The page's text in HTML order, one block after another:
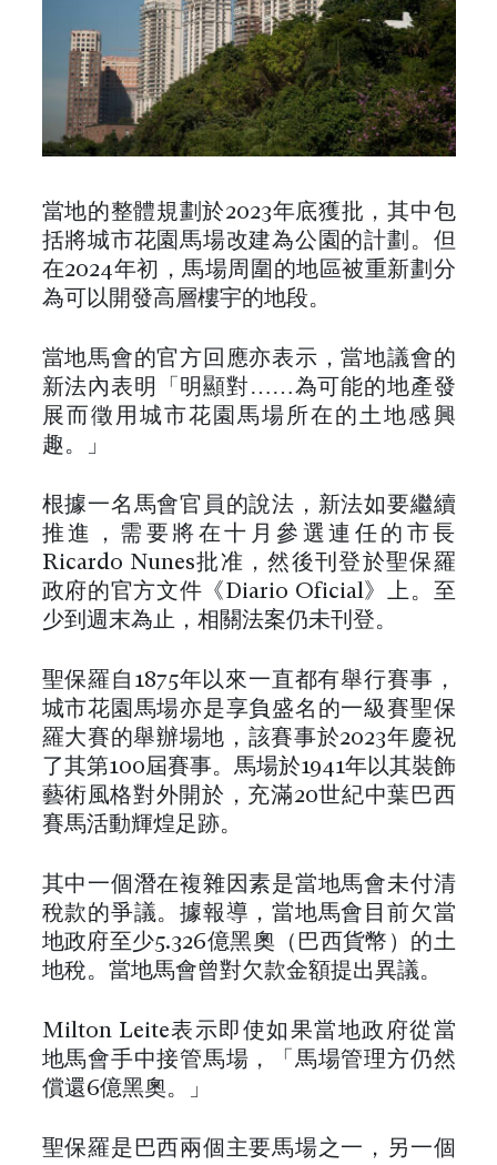
當地的整體規劃於2023年底獲批，其中包
括將城市花園馬場改建為公園的計劃。但
在2024年初，馬場周圍的地區被重新劃分
為可以開發高層樓宇的地段。
當地馬會的官方回應亦表示，當地議會的
新法內表明「明顯對……為可能的地產發
展而徵用城市花園馬場所在的土地感興
趣。」
根據一名馬會官員的說法，新法如要繼續
推進，需要將在十月參選連任的市長
Ricardo Nunes批准，然後刊登於聖保羅
政府的官方文件《Diario Oficial》上。至
少到週末為止，相關法案仍未刊登。
聖保羅自1875年以來一直都有舉行賽事，
城市花園馬場亦是享負盛名的一級賽聖保
羅大賽的舉辦場地，該賽事於2023年慶祝
了其第100屆賽事。馬場於1941年以其裝飾
藝術風格對外開於，充滿20世紀中葉巴西
賽馬活動輝煌足跡。
其中一個潛在複雜因素是當地馬會未付清
稅款的爭議。據報導，當地馬會目前欠當
地政府至少5.326億黑奧（巴西貨幣）的土
地稅。當地馬會曾對欠款金額提出異議。
Milton Leite表示即使如果當地政府從當
地馬會手中接管馬場，「馬場管理方仍然
償還6億黑奧。」
聖保羅是巴西兩個主要馬場之一，另一個